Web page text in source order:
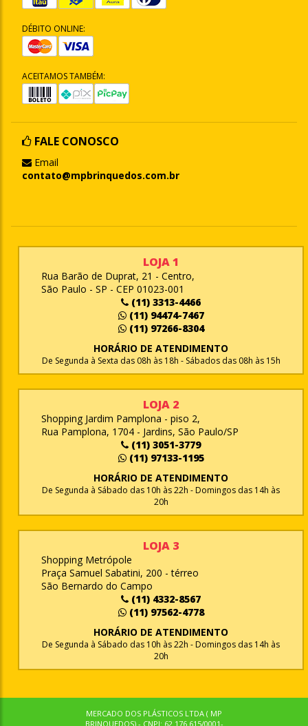
DÉBITO ONLINE:
ACEITAMOS TAMBÉM:
FALE CONOSCO
Email
contato@mpbrinquedos.com.br
LOJA 1
Rua Barão de Duprat, 21 - Centro,
São Paulo - SP - CEP 01023-001
(11) 3313-4466
(11) 94474-7467
(11) 97266-8304
HORÁRIO DE ATENDIMENTO
De Segunda à Sexta das 08h às 18h - Sábados das 08h às 15h
LOJA 2
Shopping Jardim Pamplona - piso 2,
Rua Pamplona, 1704 - Jardins, São Paulo/SP
(11) 3051-3779
(11) 97133-1195
HORÁRIO DE ATENDIMENTO
De Segunda à Sábado das 10h às 22h - Domingos das 14h às
20h
LOJA 3
Shopping Metrópole
Praça Samuel Sabatini, 200 - térreo
São Bernardo do Campo
(11) 4332-8567
(11) 97562-4778
HORÁRIO DE ATENDIMENTO
De Segunda à Sábado das 10h às 22h - Domingos das 14h às
20h
MERCADO DOS PLÁSTICOS LTDA ( MP
BRINQUEDOS) - CNPJ: 62.176.615/0001-